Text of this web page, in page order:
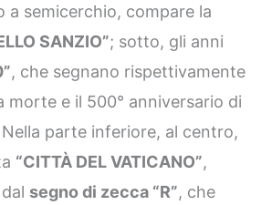
a semicerchio, compare la
SANZIO”; sotto, gli anni
, che segnano rispettivamente
morte e il 500° anniversario di
parte inferiore, al centro,
“CITTÀ DEL VATICANO”,
segno di zecca “R”, che